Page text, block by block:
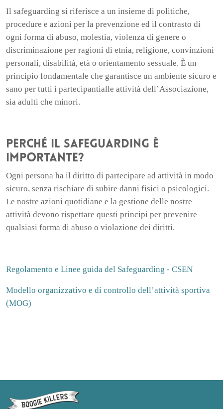
Il safeguarding si riferisce a un insieme di politiche,
procedure e azioni per la prevenzione ed il contrasto di
ogni forma di abuso, molestia, violenza di genere o
discriminazione per ragioni di etnia, religione, convinzioni
personali, disabilità, età o orientamento sessuale. È un
principio fondamentale che garantisce un ambiente sicuro e
sano per tutti i partecipantialle attività dell’Associazione,
sia adulti che minori.
Perché il Safeguarding è
importante?
Ogni persona ha il diritto di partecipare ad attività in modo
sicuro, senza rischiare di subire danni fisici o psicologici.
Le nostre azioni quotidiane e la gestione delle nostre
attività devono rispettare questi principi per prevenire
qualsiasi forma di abuso o violazione dei diritti.
Regolamento e Linee guida del Safeguarding - CSEN
Modello organizzativo e di controllo dell’attività sportiva
(MOG)